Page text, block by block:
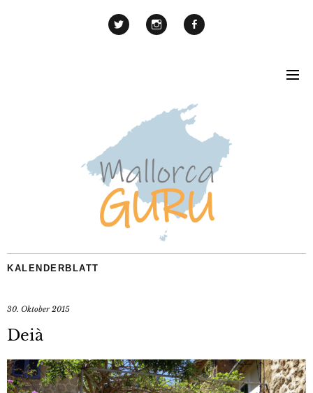
KALENDERBLATT
30. Oktober 2015
Deià